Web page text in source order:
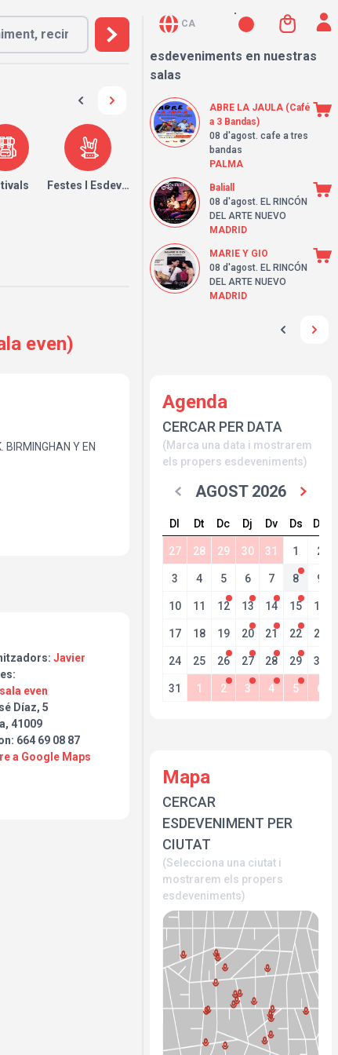
Festes I Esdeveniments
even)
BIRMINGHAN Y EN
CON CALIDAD
ESTE PEDAZO
Javier
sala even
Díaz, 5
41009
664 69 08 87
a Google Maps
CA
esdeveniments en nuestras
salas
ABRE LA JAULA (Café
a 3 Bandas)
08 d'agost. cafe a tres
bandas
PALMA
Baliall
08 d'agost. EL RINCÓN
DEL ARTE NUEVO
MADRID
MARIE Y GIO
08 d'agost. EL RINCÓN
DEL ARTE NUEVO
MADRID
Agenda
CERCAR PER DATA
(Marca una data i mostrarem
els propers esdeveniments)
AGOST 2026
Dl Dt Dc Dj Dv Ds Dg
27 28 29 30 31 1 2
3 4 5 6 7 8 9
10 11 12 13 14 15 16
17 18 19 20 21 22 23
24 25 26 27 28 29 30
31 1 2 3 4 5 6
Mapa
CERCAR
ESDEVENIMENT PER
CIUTAT
(Selecciona una ciutat i
mostrarem els propers
esdeveniments)